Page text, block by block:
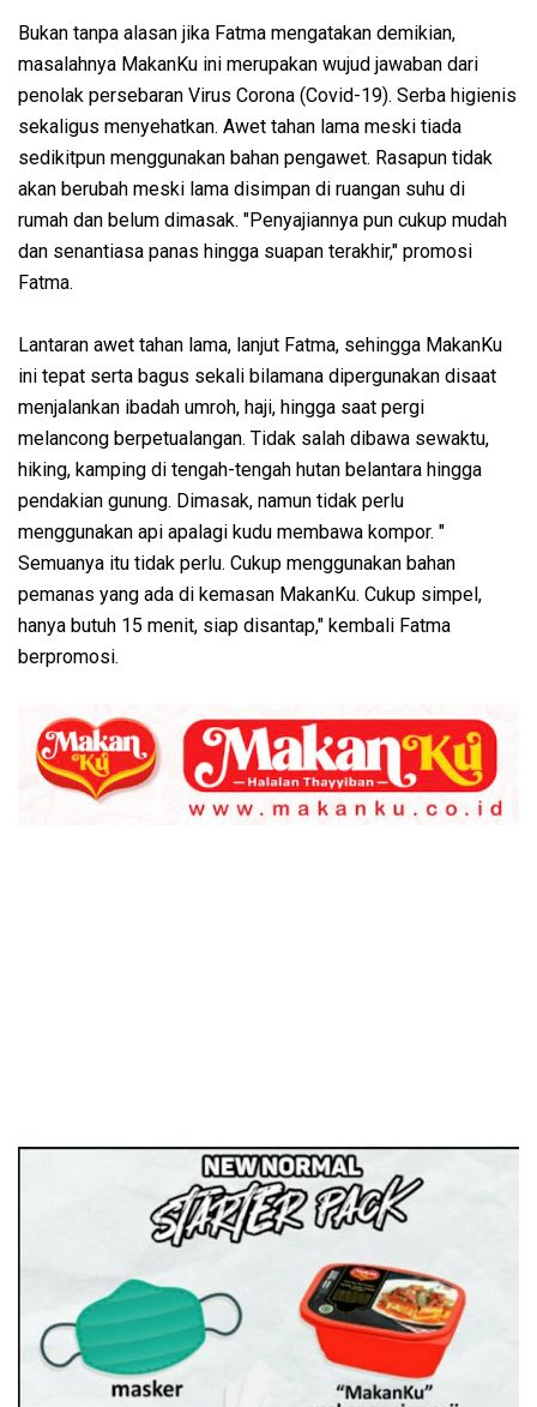
Bukan tanpa alasan jika Fatma mengatakan demikian,
masalahnya MakanKu ini merupakan wujud jawaban dari
penolak persebaran Virus Corona (Covid-19). Serba higienis
sekaligus menyehatkan. Awet tahan lama meski tiada
sedikitpun menggunakan bahan pengawet. Rasapun tidak
akan berubah meski lama disimpan di ruangan suhu di
rumah dan belum dimasak. "Penyajiannya pun cukup mudah
dan senantiasa panas hingga suapan terakhir," promosi
Fatma.
Lantaran awet tahan lama, lanjut Fatma, sehingga MakanKu
ini tepat serta bagus sekali bilamana dipergunakan disaat
menjalankan ibadah umroh, haji, hingga saat pergi
melancong berpetualangan. Tidak salah dibawa sewaktu,
hiking, kamping di tengah-tengah hutan belantara hingga
pendakian gunung. Dimasak, namun tidak perlu
menggunakan api apalagi kudu membawa kompor. "
Semuanya itu tidak perlu. Cukup menggunakan bahan
pemanas yang ada di kemasan MakanKu. Cukup simpel,
hanya butuh 15 menit, siap disantap," kembali Fatma
berpromosi.